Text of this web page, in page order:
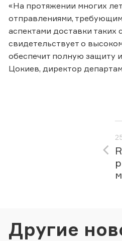
«На протяжении многих
отправлениями,
аспектами доставки
свидетельствует о
обеспечит полную защиту
Цокиев, директор
Другие